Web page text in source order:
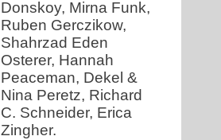
Donskoy, Mirna Funk,
Ruben Gerczikow,
Shahrzad Eden
Osterer, Hannah
Peaceman, Dekel &
Nina Peretz, Richard
C. Schneider, Erica
Zingher.